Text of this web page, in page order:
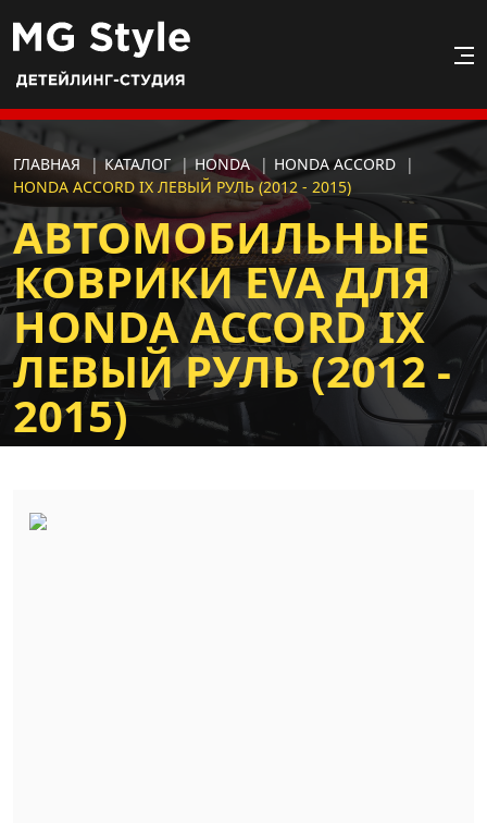
ГЛАВНАЯ | КАТАЛОГ | HONDA | HONDA ACCORD
|
HONDA ACCORD IX ЛЕВЫЙ РУЛЬ (2012 - 2015)
АВТОМОБИЛЬНЫЕ
КОВРИКИ EVA ДЛЯ
HONDA ACCORD IX
ЛЕВЫЙ РУЛЬ (2012 -
2015)